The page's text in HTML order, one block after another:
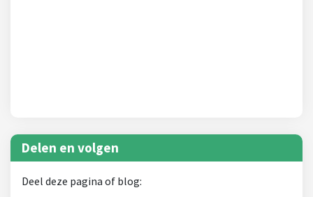
Delen en volgen
Deel deze pagina of blog: